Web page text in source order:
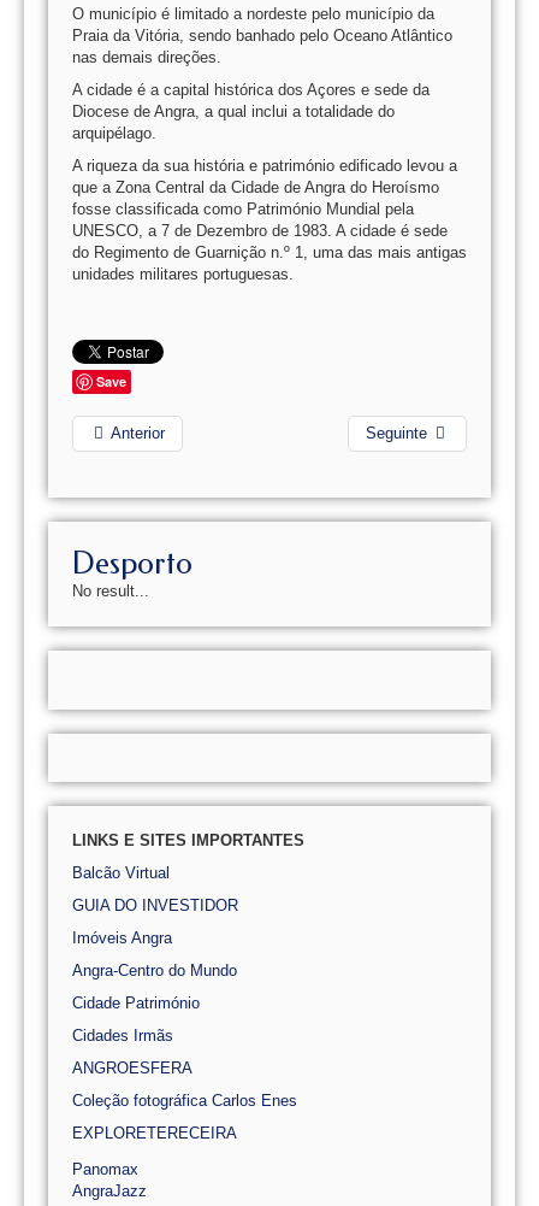
O município é limitado a nordeste pelo município da
Praia da Vitória, sendo banhado pelo Oceano Atlântico
nas demais direções.
A cidade é a capital histórica dos Açores e sede da
Diocese de Angra, a qual inclui a totalidade do
arquipélago.
A riqueza da sua história e património edificado levou a
que a Zona Central da Cidade de Angra do Heroísmo
fosse classificada como Património Mundial pela
UNESCO, a 7 de Dezembro de 1983. A cidade é sede
do Regimento de Guarnição n.º 1, uma das mais antigas
unidades militares portuguesas.
Save
Anterior Seguinte
Desporto
No result...
LINKS E SITES IMPORTANTES
Balcão Virtual
GUIA DO INVESTIDOR
Imóveis Angra
Angra-Centro do Mundo
Cidade Património
Cidades Irmãs
ANGROESFERA
Coleção fotográfica Carlos Enes
EXPLORETERECEIRA
Panomax
AngraJazz